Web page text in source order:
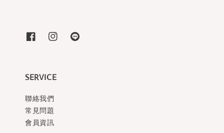
SERVICE
聯絡我們
常見問題
會員資訊